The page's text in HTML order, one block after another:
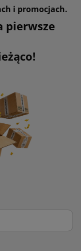
i promocjach.
pierwsze